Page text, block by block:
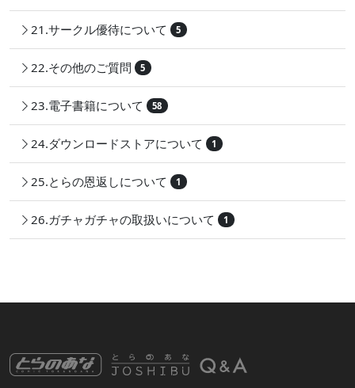
21.サークル優待について 5
22.その他のご質問 5
23.電子書籍について 58
24.ダウンロードストアについて 1
25.とらの恩返しについて 1
26.ガチャガチャの取扱いについて 1